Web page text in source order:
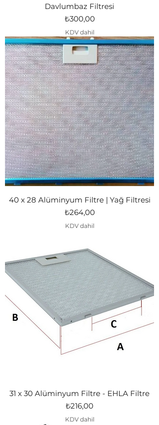
Davlumbaz Filtresi
Fiyat
₺300,00
KDV dahil
40 x 28 Alüminyum Filtre | Yağ Filtresi
Fiyat
₺264,00
KDV dahil
31 x 30 Alüminyum Filtre - EHLA Filtre
Fiyat
₺216,00
KDV dahil